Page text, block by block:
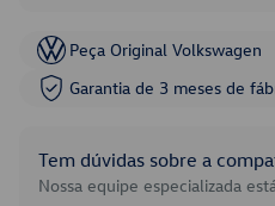
Peça Original Volkswagen
Garantia de 3 meses de
Tem dúvidas sobre a
Nossa equipe especializada